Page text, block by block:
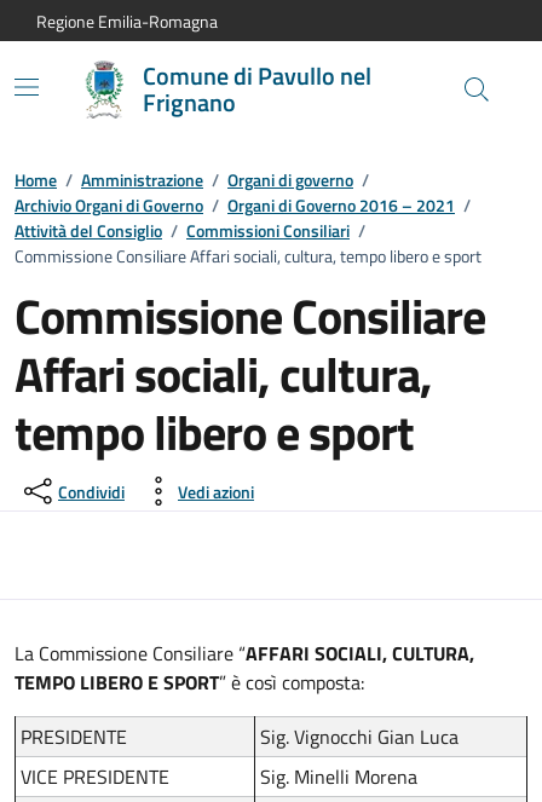
Vai al contenuto principale
Vai alla navigazione del sito
Vai al piede di pagina
Regione Emilia-Romagna
Comune di Pavullo nel
Frignano
Home / Amministrazione / Organi di governo /
Archivio Organi di Governo / Organi di Governo 2016 – 2021 /
Attività del Consiglio / Commissioni Consiliari /
Commissione Consiliare Affari sociali, cultura, tempo libero e sport
Commissione Consiliare
Affari sociali, cultura,
tempo libero e sport
Condividi Vedi azioni
La Commissione Consiliare “AFFARI SOCIALI, CULTURA,
TEMPO LIBERO E SPORT” è così composta:
PRESIDENTE
Sig. Vignocchi Gian Luca
VICE PRESIDENTE
Sig. Minelli Morena